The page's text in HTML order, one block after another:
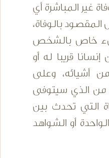
غير المباشرة أي
بالوفاة،
شيء خاص بالشخص
قريبا له أو
أشيائه، وعلى
من الذي سيتوفى
التي تحدث بين
الواحدة أو الشواهد